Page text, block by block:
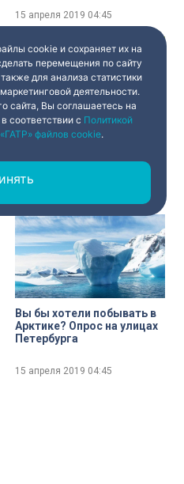
the default values Done
15 апреля 2019 04:45
Неделя без турникетов
Вы бы хотели побывать в
Арктике? Опрос на улицах
Петербурга
15 апреля 2019 04:45
cookie и сохраняет их на
перемещения по сайту
для анализа статистики
деятельности.
сайта, Вы соглашаетесь на
соответствии с Политикой
файлов cookie.